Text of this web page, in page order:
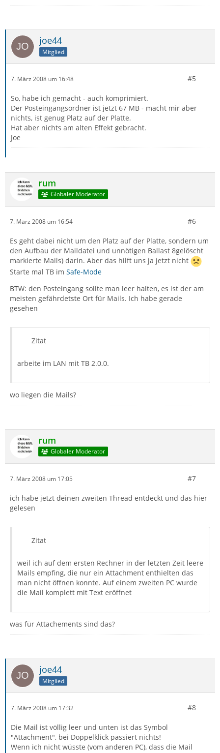
joe44
Mitglied
7. März 2008 um 16:48 #5
So, habe ich gemacht - auch komprimiert.
Der Posteingangsordner ist jetzt 67 MB - macht mir aber
nichts, ist genug Platz auf der Platte.
Hat aber nichts am alten Effekt gebracht.
Joe
rum
Globaler Moderator
7. März 2008 um 16:54 #6
Es geht dabei nicht um den Platz auf der Platte, sondern um
den Aufbau der Maildatei und unnötigen Ballast 8gelöscht
markierte Mails) darin. Aber das hilft uns ja jetzt nicht
Starte mal TB im Safe-Mode
BTW: den Posteingang sollte man leer halten, es ist der am
meisten gefährdetste Ort für Mails. Ich habe gerade
gesehen
Zitat
arbeite im LAN mit TB 2.0.0.
wo liegen die Mails?
rum
Globaler Moderator
7. März 2008 um 17:05 #7
ich habe jetzt deinen zweiten Thread entdeckt und das hier
gelesen
Zitat
weil ich auf dem ersten Rechner in der letzten Zeit leere
Mails empfing, die nur ein Attachment enthielten das
man nicht öffnen konnte. Auf einem zweiten PC wurde
die Mail komplett mit Text eröffnet
was für Attachements sind das?
joe44
Mitglied
7. März 2008 um 17:32 #8
Die Mail ist völlig leer und unten ist das Symbol
"Attachment", bei Doppelklick passiert nichts!
Wenn ich nicht wüsste (vom anderen PC), dass die Mail